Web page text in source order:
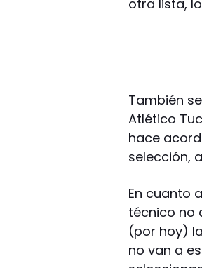
otra lista,
También
Atlético
hace
selección,
En cuanto
técnico no
(por hoy)
no van a